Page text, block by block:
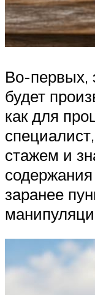
Во-первых,
будет
как для
стажем и
содержания
заранее